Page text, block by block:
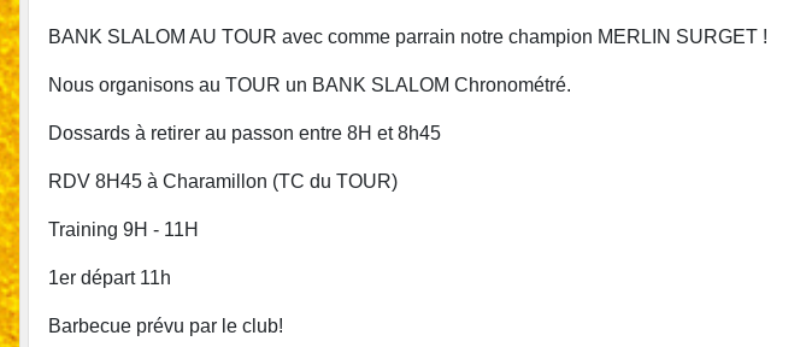
BANK SLALOM AU TOUR avec comme parrain notre champion MERLIN SURGET !
Nous organisons au TOUR un BANK SLALOM Chronométré.
Dossards à retirer au passon entre 8H et 8h45
RDV 8H45 à Charamillon (TC du TOUR)
Training 9H - 11H
1er départ 11h
Barbecue prévu par le club!